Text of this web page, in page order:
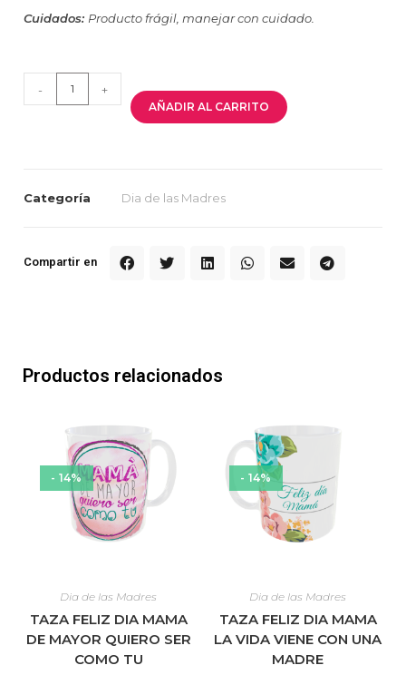
Cuidados: Producto frágil, manejar con cuidado.
- +
AÑADIR AL CARRITO
Categoría Dia de las Madres
Compartir en
Productos relacionados
- 14%
Dia de las Madres
TAZA FELIZ DIA MAMA
DE MAYOR QUIERO SER
COMO TU
- 14%
Dia de las Madres
TAZA FELIZ DIA MAMA
LA VIDA VIENE CON UNA
MADRE